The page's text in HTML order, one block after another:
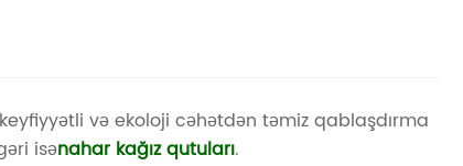
və ekoloji cəhətdən təmiz qablaşdırma
isənahar kağız qutuları.